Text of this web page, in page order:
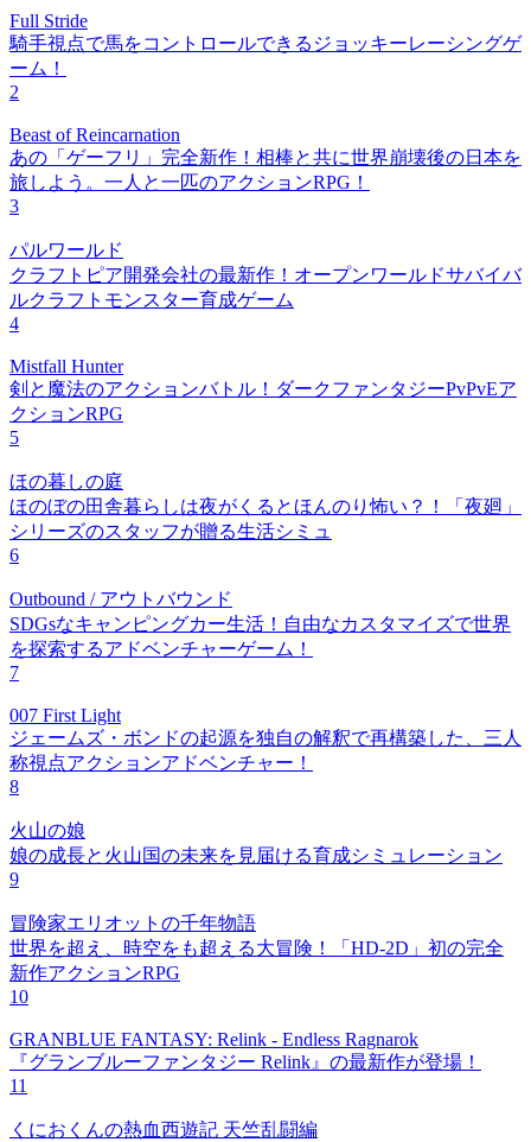
Full Stride
騎手視点で馬をコントロールできるジョッキーレーシングゲ
ーム！
2
Beast of Reincarnation
あの「ゲーフリ」完全新作！相棒と共に世界崩壊後の日本を
旅しよう。一人と一匹のアクションRPG！
3
パルワールド
クラフトピア開発会社の最新作！オープンワールドサバイバ
ルクラフトモンスター育成ゲーム
4
Mistfall Hunter
剣と魔法のアクションバトル！ダークファンタジーPvPvEア
クションRPG
5
ほの暮しの庭
ほのぼの田舎暮らしは夜がくるとほんのり怖い？！「夜廻」
シリーズのスタッフが贈る生活シミュ
6
Outbound / アウトバウンド
SDGsなキャンピングカー生活！自由なカスタマイズで世界
を探索するアドベンチャーゲーム！
7
007 First Light
ジェームズ・ボンドの起源を独自の解釈で再構築した、三人
称視点アクションアドベンチャー！
8
火山の娘
娘の成長と火山国の未来を見届ける育成シミュレーション
9
冒険家エリオットの千年物語
世界を超え、時空をも超える大冒険！「HD-2D」初の完全
新作アクションRPG
10
GRANBLUE FANTASY: Relink - Endless Ragnarok
『グランブルーファンタジー Relink』の最新作が登場！
11
くにおくんの熱血西遊記 天竺乱闘編